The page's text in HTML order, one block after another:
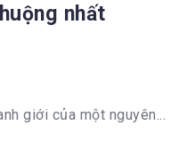
nhất
giới của một nguyên...